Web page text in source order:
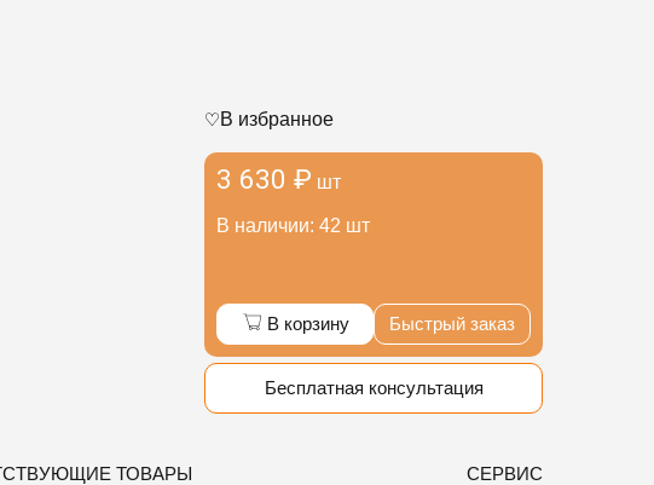
3 630 ₽ шт
В наличии: 42 шт
В избранное
В корзину Быстрый заказ
Бесплатная консультация
ТОВАРЫ СЕРВИС